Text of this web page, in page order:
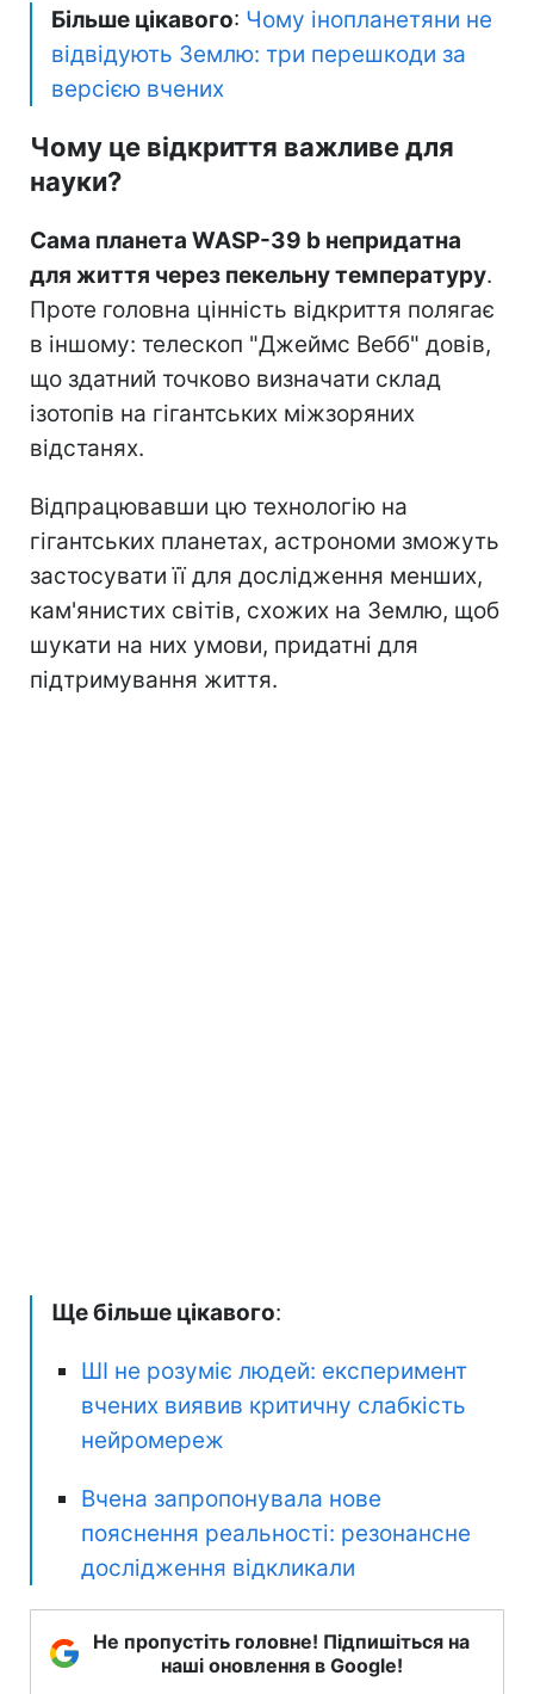
Більше цікавого: Чому інопланетяни не
відвідують Землю: три перешкоди за
версією вчених
Чому це відкриття важливе для
науки?
Сама планета WASP-39 b непридатна
для життя через пекельну температуру.
Проте головна цінність відкриття полягає
в іншому: телескоп "Джеймс Вебб" довів,
що здатний точково визначати склад
ізотопів на гігантських міжзоряних
відстанях.
Відпрацювавши цю технологію на
гігантських планетах, астрономи зможуть
застосувати її для дослідження менших,
кам'янистих світів, схожих на Землю, щоб
шукати на них умови, придатні для
підтримування життя.
Ще більше цікавого:
ШІ не розуміє людей: експеримент
вчених виявив критичну слабкість
нейромереж
Вчена запропонувала нове
пояснення реальності: резонансне
дослідження відкликали
Не пропустіть головне! Підпишіться на
наші оновлення в Google!